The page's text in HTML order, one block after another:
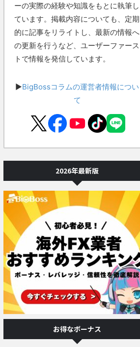
ーの実際の経験や知識をもとに執筆し
ています。掲載内容についても、定期
的に記事をリライトし、最新の情報へ
の更新を行うなど、ユーザーファース
トで情報を発信しています。
▶BigBossコラムの運営者情報につい
て
2026年最新版
お得なボーナス